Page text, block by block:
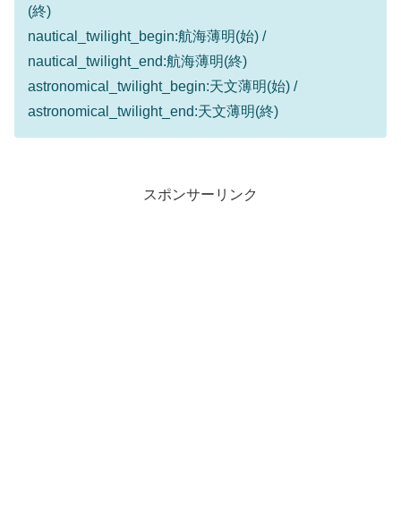
(終)
nautical_twilight_begin:航海薄明(始) /
nautical_twilight_end:航海薄明(終)
astronomical_twilight_begin:天文薄明(始) /
astronomical_twilight_end:天文薄明(終)
スポンサーリンク